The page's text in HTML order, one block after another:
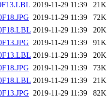
2019-11-29 11:39
21K
2019-11-29 11:39
72K
2019-11-29 11:39
20K
2019-11-29 11:39
91K
2019-11-29 11:39
20K
2019-11-29 11:39
73K
2019-11-29 11:39
21K
2019-11-29 11:39
82K